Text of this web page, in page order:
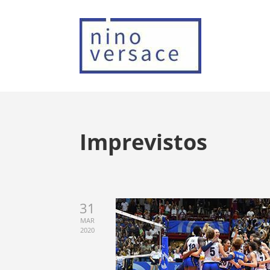
Imprevistos
31
MAR
2020